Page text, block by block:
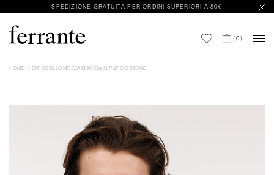
SPEDIZIONE GRATUITA PER ORDINI SUPERIORI A 80€
(0)
HOME GIROCOLLO MEZZA MANICA IN PURO COTONE